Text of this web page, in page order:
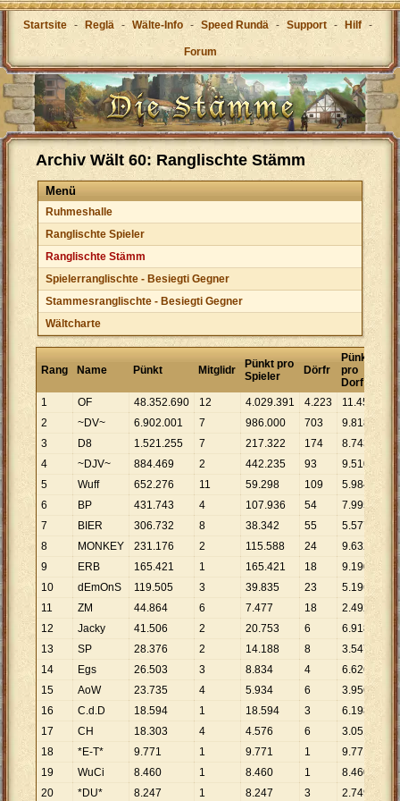
Startsite - Reglä - Wälte-Info - Speed Rundä - Support - Hilf -
Forum
Archiv Wält 60: Ranglischte Stämm
Menü
Ruhmeshalle
Ranglischte Spieler
Ranglischte Stämm
Spielerranglischte - Besiegti Gegner
Stammesranglischte - Besiegti Gegner
Wältcharte
Rang Name Pünkt Mitglidr
Pünkt pro
Spieler
Dörfr
Pünkt
pro
Dorf
1
OF 48.352.690 12 4.029.391 4.223 11.450
2
~DV~ 6.902.001 7 986.000 703 9.818
3
D8 1.521.255 7 217.322 174 8.743
4
~DJV~ 884.469 2 442.235 93 9.510
5
Wuff 652.276 11 59.298 109 5.984
6
BP 431.743 4 107.936 54 7.995
7
BIER 306.732 8 38.342 55 5.577
8
MONKEY 231.176 2 115.588 24 9.632
9
ERB 165.421 1 165.421 18 9.190
10
dEmOnS 119.505 3 39.835 23 5.196
11
ZM 44.864 6 7.477 18 2.492
12
Jacky 41.506 2 20.753 6 6.918
13
SP 28.376 2 14.188 8 3.547
14
Egs 26.503 3 8.834 4 6.626
15
AoW 23.735 4 5.934 6 3.956
16
C.d.D 18.594 1 18.594 3 6.198
17
CH 18.303 4 4.576 6 3.051
18
*E-T* 9.771 1 9.771 1 9.771
19
WuCi 8.460 1 8.460 1 8.460
20
*DU* 8.247 1 8.247 3 2.749